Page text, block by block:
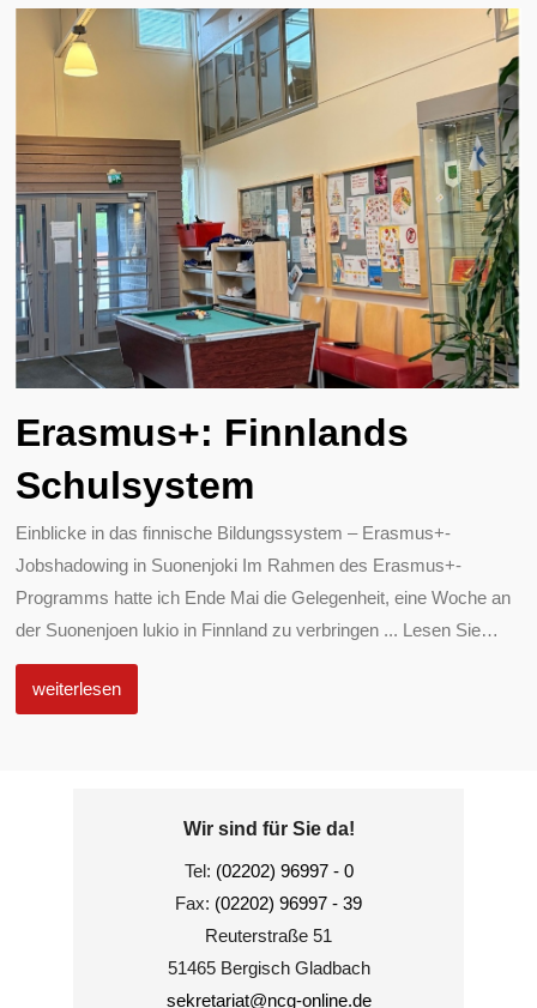
Erasmus+: Finnlands
Schulsystem
Einblicke in das finnische Bildungssystem – Erasmus+-
Jobshadowing in Suonenjoki Im Rahmen des Erasmus+-
Programms hatte ich Ende Mai die Gelegenheit, eine Woche an
der Suonenjoen lukio in Finnland zu verbringen ... Lesen Sie…
weiterlesen
Wir sind für Sie da!
Tel: (02202) 96997 - 0
Fax: (02202) 96997 - 39
Reuterstraße 51
51465 Bergisch Gladbach
sekretariat@ncg-online.de